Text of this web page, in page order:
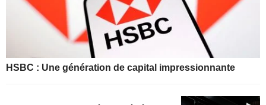
HSBC : Une génération de capital impressionnante